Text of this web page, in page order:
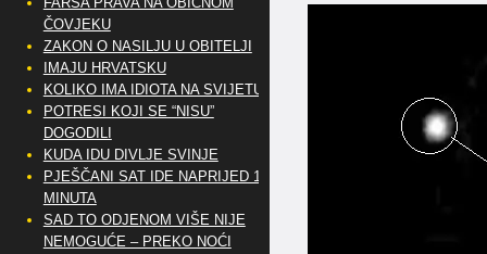
ČOVJEKU
ZAKON O NASILJU U OBITELJI
IMAJU HRVATSKU
KOLIKO IMA IDIOTA NA SVIJETU?
POTRESI KOJI SE “NISU”
DOGODILI
KUDA IDU DIVLJE SVINJE
PJEŠČANI SAT IDE NAPRIJED 10
MINUTA
SAD TO ODJENOM VIŠE NIJE
NEMOGUĆE – PREKO NOĆI